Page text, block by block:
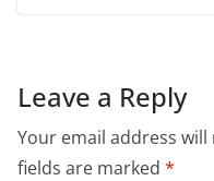
Leave a Reply
Your email address
fields are marked *